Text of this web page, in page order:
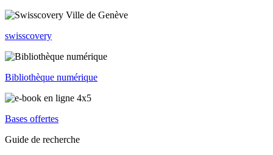
swisscovery
Bibliothèque numérique
Bases offertes
Guide de recherche